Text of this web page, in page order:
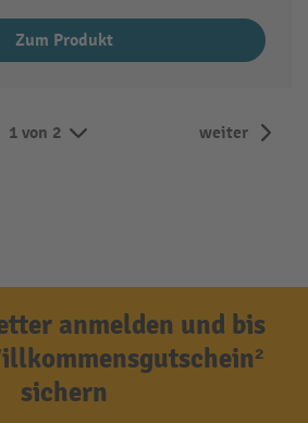
Zum Produkt
1 von 2 weiter
anmelden und bis
sichern